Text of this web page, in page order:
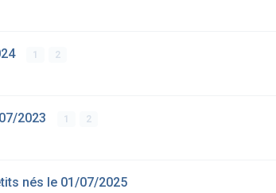
1 2
2023 1 2
nés le 01/07/2025